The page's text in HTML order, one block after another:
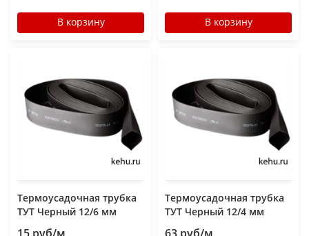
В корзину В корзину
Термоусадочная трубка
ТУТ Черный 12/6 мм
Термоусадочная трубка
ТУТ Черный 12/4 мм